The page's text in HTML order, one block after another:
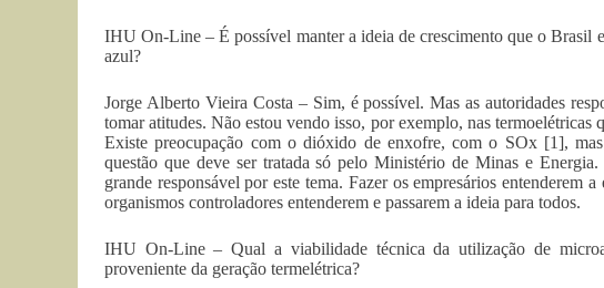
IHU On-Line – É possível manter a ideia de crescimento que o Brasil
azul?
Jorge Alberto Vieira Costa – Sim, é possível. Mas as autoridades
tomar atitudes. Não estou vendo isso, por exemplo, nas termoelétricas
Existe preocupação com o dióxido de enxofre, com o SOx [1],
questão que deve ser tratada só pelo Ministério de Minas e
grande responsável por este tema. Fazer os empresários
organismos controladores entenderem e passarem a ideia para todos.
IHU On-Line – Qual a viabilidade técnica da utilização de
proveniente da geração termelétrica?